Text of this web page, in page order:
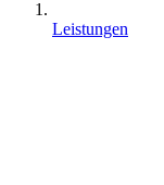
Leistungen